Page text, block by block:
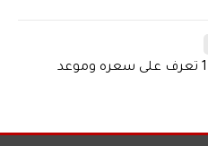
تسريبات ايفون 15 تعرف على سعره وموعد